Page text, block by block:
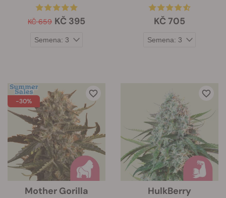
KČ 659 KČ 395 KČ 705
-30%
Mother Gorilla HulkBerry